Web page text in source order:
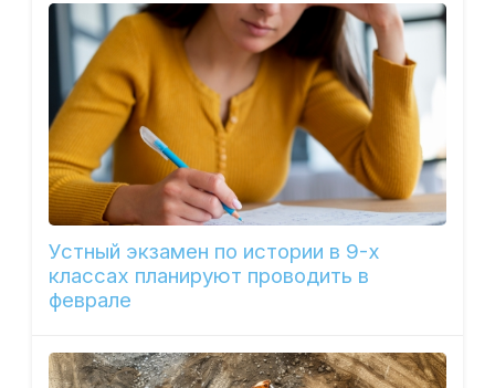
Устный экзамен по истории в 9-х
классах планируют проводить в
феврале